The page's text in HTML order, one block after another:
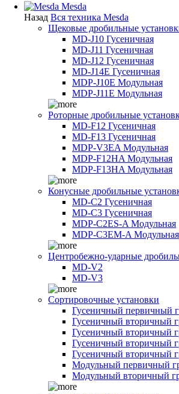
Mesda
Назад Вся техника Mesda
Щековые дробильные
MD-J10 Гусеничная
MD-J11 Гусеничная
MD-J12 Гусеничная
MD-J14E Гусеничная
MDP-J10E Модульная
MDP-J11E Модульная
Роторные дробильные
MD-F12 Гусеничная
MD-F13 Гусеничная
MDP-V3EA Модульная
MDP-F12HA Модульная
MDP-F13HA Модульная
Конусные дробильные
MD-C2 Гусеничная
MD-C3 Гусеничная
MDP-C2ES-A Модульная
MDP-C3EM-A Модульная
Центробежно-ударные
MD-V2
MD-V3
Сортировочные установки
Гусеничный первичный
Гусеничный вторичный
Гусеничный вторичный
Гусеничный вторичный
Гусеничный вторичный
Модульный первичный
Модульный вторичный